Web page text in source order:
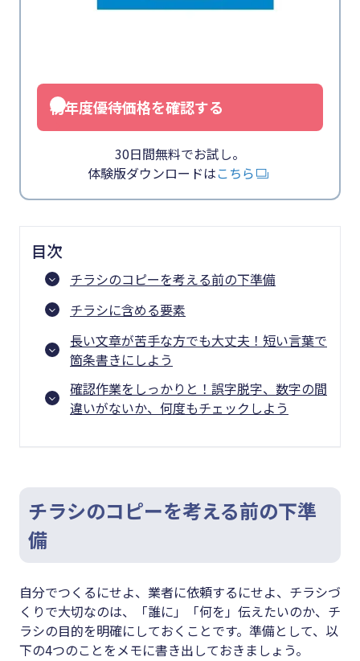
初年度優待価格を確認する
30日間無料でお試し。
体験版ダウンロードはこちら
目次
チラシのコピーを考える前の下準備
チラシに含める要素
長い文章が苦手な方でも大丈夫！短い言葉で
箇条書きにしよう
確認作業をしっかりと！誤字脱字、数字の間
違いがないか、何度もチェックしよう
チラシのコピーを考える前の下準
備
自分でつくるにせよ、業者に依頼するにせよ、チラシづ
くりで大切なのは、「誰に」「何を」伝えたいのか、チ
ラシの目的を明確にしておくことです。準備として、以
下の4つのことをメモに書き出しておきましょう。